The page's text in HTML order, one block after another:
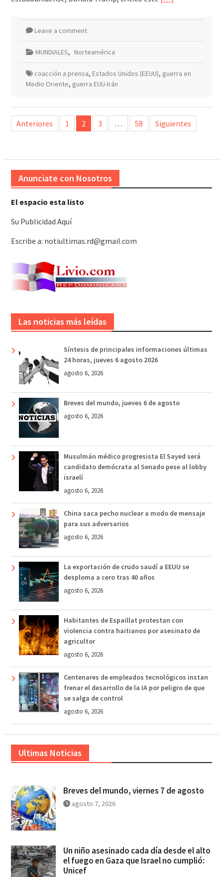
Leave a comment
MUNDIALES, Norteamérica
coacción a prensa, Estados Unidos (EEUU), guerra en
Medio Oriente, guerra EUU-Irán
Paginación
deAnteriores 1 2 3 … 58 Siguientes
Anunciate con Nosotros
El espacio esta listo
Su Publicidad Aquí
Escribe a: notiultimas.rd@gmail.com
Las noticias más leídas
Síntesis de principales informaciones últimas
24 horas, jueves 6 agosto 2026
agosto 6, 2026
Breves del mundo, jueves 6 de agosto
agosto 6, 2026
Musulmán médico progresista El Sayed será
candidato demócrata al Senado pese al lobby
israelí
agosto 6, 2026
China saca pecho nuclear a modo de mensaje
para sus adversarios
agosto 6, 2026
La exportación de crudo saudí a EEUU se
desploma a cero tras 40 años
agosto 6, 2026
Habitantes de Espaillat protestan con
violencia contra haitianos por asesinato de
agricultor
agosto 6, 2026
Centenares de empleados tecnológicos instan
frenar el desarrollo de la IA por peligro de que
se salga de control
agosto 6, 2026
Ultimas Noticias
Breves del mundo, viernes 7 de agosto
agosto 7, 2026
Un niño asesinado cada día desde el alto
el fuego en Gaza que Israel no cumplió:
Unicef